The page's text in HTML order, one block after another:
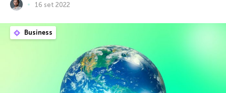
16 set 2022
Business